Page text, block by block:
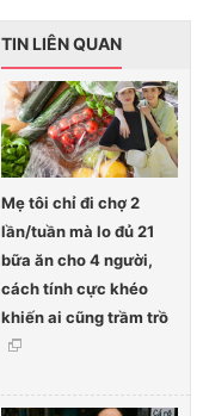
TIN LIÊN QUAN
Mẹ tôi chỉ đi chợ 2
lần/tuần mà lo đủ 21
bữa ăn cho 4 người,
cách tính cực khéo
khiến ai cũng trầm trồ